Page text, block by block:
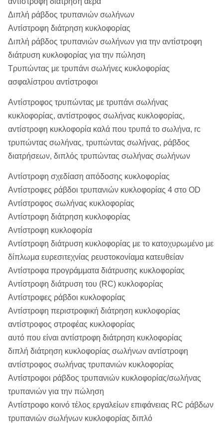
Διπλή ράβδος τρυπανιών σωλήνων
Αντίστροφη διάτρηση κυκλοφορίας
Διπλή ράβδος τρυπανιών σωλήνων για την αντίστροφη
διάτρυση κυκλοφορίας για την πώληση
Τρυπώντας με τρυπάνι σωλήνες κυκλοφορίας
ασφαλίστρου αντίστροφοι
Αντίστροφος τρυπώντας με τρυπάνι σωλήνας
κυκλοφορίας, αντίστροφος σωλήνας κυκλοφορίας,
αντίστροφη κυκλοφορία καλά που τρυπά το σωλήνα, rc
τρυπώντας σωλήνας, τρυπώντας σωλήνας, ράβδος
διατρήσεων, διπλός τρυπώντας σωλήνας σωλήνων
Αντίστροφη σχεδίαση απόδοσης κυκλοφορίας
Αντίστροφες ράβδοι τρυπανιών κυκλοφορίας 4 στο OD
Αντίστροφος σωλήνας κυκλοφορίας
Αντίστροφη διάτρηση κυκλοφορίας
Αντίστροφη κυκλοφορία
Αντίστροφη διάτρυση κυκλοφορίας με το κατοχυρωμένο με
δίπλωμα ευρεσιτεχνίας ρευστοκονίαμα κατευθείαν
Αντίστροφα προγράμματα διάτρυσης κυκλοφορίας
Αντίστροφη διάτρυση του (RC) κυκλοφορίας
Αντίστροφες ράβδοι κυκλοφορίας
Αντίστροφη περιστροφική διάτρηση κυκλοφορίας
αντίστροφος στροφέας κυκλοφορίας
αυτό που είναι αντίστροφη διάτρηση κυκλοφορίας
διπλή διάτρηση κυκλοφορίας σωλήνων αντίστροφη
αντίστροφος σωλήνας τρυπανιών κυκλοφορίας
Αντίστροφοι ράβδος τρυπανιών κυκλοφορίας/σωλήνας
τρυπανιών για την πώληση
Αντίστροφο κοινό τέλος εργαλείων επιφάνειας RC ράβδων
τρυπανιών σωλήνων κυκλοφορίας διπλό